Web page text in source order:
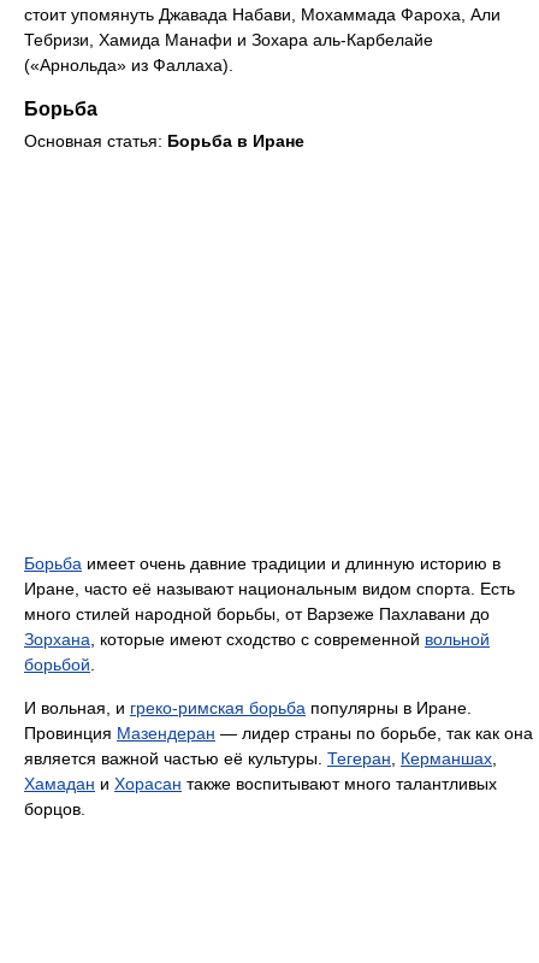
стоит упомянуть Джавада Набави, Мохаммада Фароха, Али
Тебризи, Хамида Манафи и Зохара аль-Карбелайе
(«Арнольда» из Фаллаха).
Борьба
Основная статья: Борьба в Иране
Борьба имеет очень давние традиции и длинную историю в
Иране, часто её называют национальным видом спорта. Есть
много стилей народной борьбы, от Варзеже Пахлавани до
Зорхана , которые имеют сходство с современной вольной
борьбой
И вольная, и греко-римская борьба популярны в Иране.
Провинция Мазендеран — лидер страны по борьбе, так как она
является важной частью её культуры. Тегеран Керманшах
Хамадан и Хорасан также воспитывают много талантливых
борцов.